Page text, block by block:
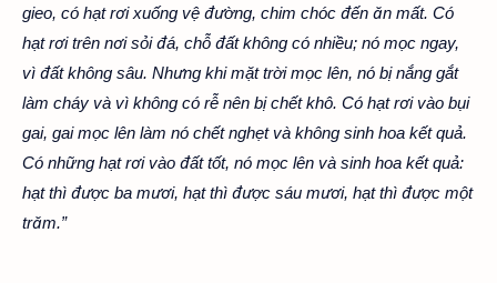
gieo, có hạt rơi xuống vệ đường, chim chóc đến ăn mất. Có
hạt rơi trên nơi sỏi đá, chỗ đất không có nhiều; nó mọc ngay,
vì đất không sâu. Nhưng khi mặt trời mọc lên, nó bị nắng gắt
làm cháy và vì không có rễ nên bị chết khô. Có hạt rơi vào bụi
gai, gai mọc lên làm nó chết nghẹt và không sinh hoa kết quả.
Có những hạt rơi vào đất tốt, nó mọc lên và sinh hoa kết quả:
hạt thì được ba mươi, hạt thì được sáu mươi, hạt thì được một
trăm.”